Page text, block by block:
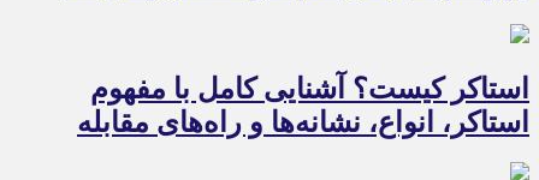
استاکر کیست؟ آشنایی کامل با مفهوم
استاکر، انواع، نشانه‌ها و راه‌های مقابله